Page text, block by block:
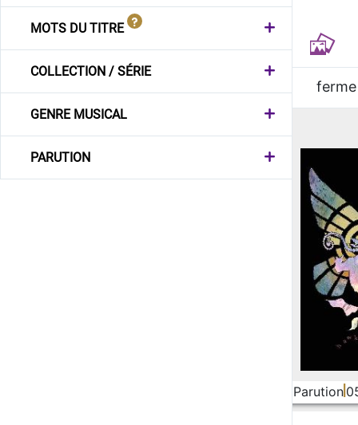
MOTS DU TITRE
COLLECTION / SÉRIE
GENRE MUSICAL
PARUTION
ferme
Parution